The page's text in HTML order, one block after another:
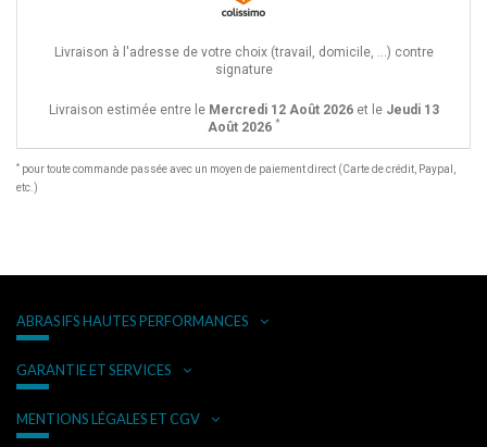
Livraison à l'adresse de votre choix (travail, domicile, ...) contre
signature
Livraison estimée entre le Mercredi 12 Août 2026et le Jeudi 13
Août 2026 *
* pour toute commande passée avec un moyen de paiement direct (Carte de crédit, Paypal,
etc.)
ABRASIFS HAUTES PERFORMANCES
GARANTIE ET SERVICES
MENTIONS LÉGALES ET CGV